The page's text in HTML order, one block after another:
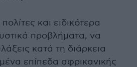
και ειδικότερα
προβλήματα, να
κατά τη διάρκεια
επίπεδα αφρικανικής